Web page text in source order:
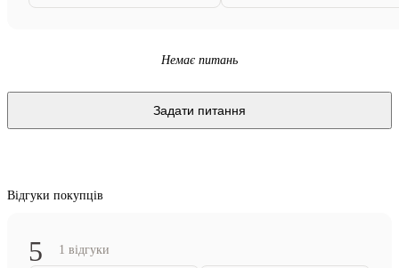
Немає питань
Задати питання
Відгуки покупців
5 1 відгуки